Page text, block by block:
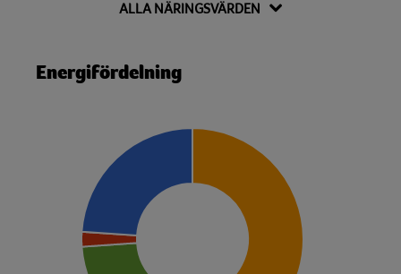
Kolhydrat
Monosackarider
Sackaros
Magnesium
99,17 mg
Natrium
339,80 mg
ALLA NÄRINGSVÄRDEN
Energifördelning